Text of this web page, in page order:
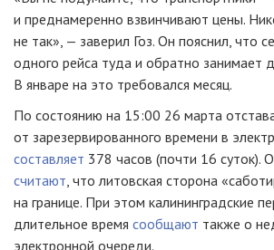
и преднамеренно взвинчивают цены.
не так», — заверил Гоз. Он пояснил, что
одного рейса туда и обратно занимает
В январе на это требовался месяц.
По состоянию на 15:00 26 марта
от зарезервированного времени в
составляет 378 часов (почти 16 суток).
считают, что литовская сторона
на границе. При этом калининградские
длительное время сообщают также о
электронной очереди.